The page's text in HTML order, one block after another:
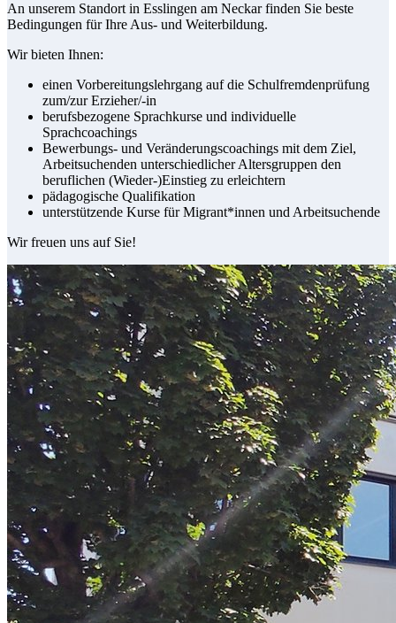
An unserem Standort in Esslingen am Neckar finden Sie beste
Bedingungen für Ihre Aus- und Weiterbildung.
Wir bieten Ihnen:
einen Vorbereitungslehrgang auf die Schulfremdenprüfung
zum/zur Erzieher/-in
berufsbezogene Sprachkurse und individuelle
Sprachcoachings
Bewerbungs- und Veränderungscoachings mit dem Ziel,
Arbeitsuchenden unterschiedlicher Altersgruppen den
beruflichen (Wieder-)Einstieg zu erleichtern
pädagogische Qualifikation
unterstützende Kurse für Migrant*innen und Arbeitsuchende
Wir freuen uns auf Sie!